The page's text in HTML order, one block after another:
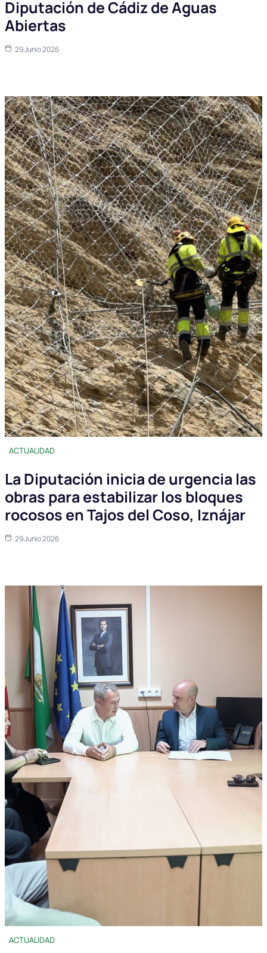
Diputación de Cádiz de Aguas
Abiertas
29 Junio 2026
ACTUALIDAD
La Diputación inicia de urgencia las
obras para estabilizar los bloques
rocosos en Tajos del Coso, Iznájar
29 Junio 2026
ACTUALIDAD